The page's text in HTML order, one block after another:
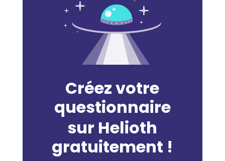
Créez votre
questionnaire
sur Helioth
gratuitement !